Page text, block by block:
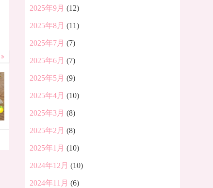
2025年9月 (12)
2025年8月 (11)
2025年7月 (7)
2025年6月 (7)
2025年5月 (9)
2025年4月 (10)
2025年3月 (8)
2025年2月 (8)
2025年1月 (10)
2024年12月 (10)
2024年11月 (6)